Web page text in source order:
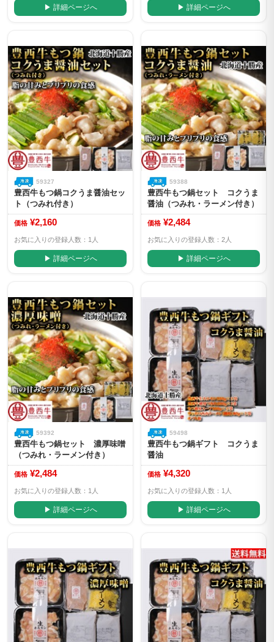
▶ 詳細ページへ ▶ 詳細ページへ
59327
豊西牛もつ鍋コクうま醤油セッ
ト（つみれ付き）
価格 ¥2,160
お気に入りの登録人数：1人
▶ 詳細ページへ
59388
豊西牛もつ鍋セット コクうま
醤油（つみれ・ラーメン付き）
価格 ¥2,484
お気に入りの登録人数：2人
▶ 詳細ページへ
59392
豊西牛もつ鍋セット 濃厚味噌
（つみれ・ラーメン付き）
価格 ¥2,484
お気に入りの登録人数：1人
▶ 詳細ページへ
59498
豊西牛もつ鍋ギフト コクうま
醤油
価格 ¥4,320
お気に入りの登録人数：1人
▶ 詳細ページへ